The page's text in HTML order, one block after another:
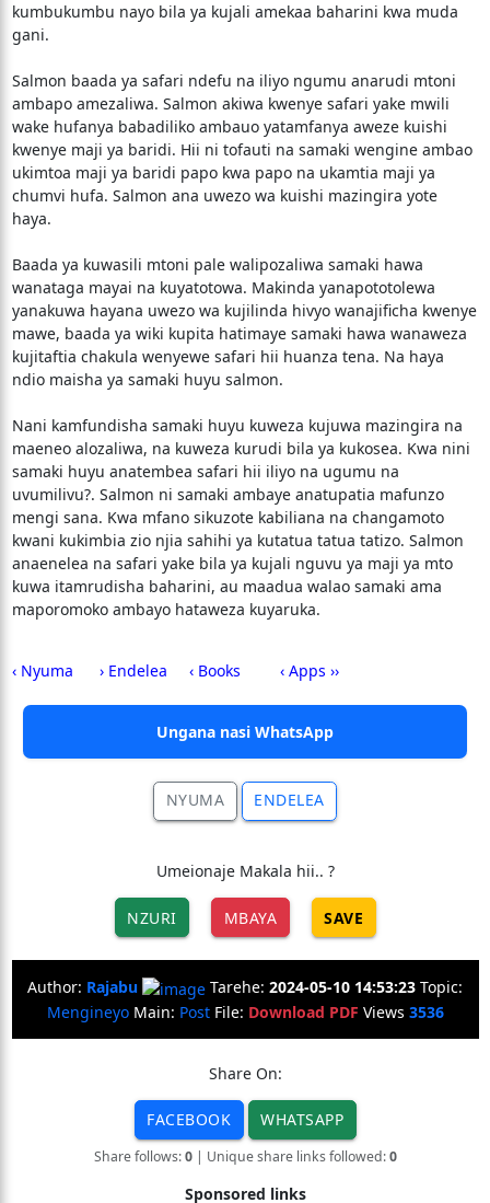
kumbukumbu nayo bila ya kujali amekaa baharini kwa muda
gani.
Salmon baada ya safari ndefu na iliyo ngumu anarudi mtoni
ambapo amezaliwa. Salmon akiwa kwenye safari yake mwili
wake hufanya babadiliko ambauo yatamfanya aweze kuishi
kwenye maji ya baridi. Hii ni tofauti na samaki wengine ambao
ukimtoa maji ya baridi papo kwa papo na ukamtia maji ya
chumvi hufa. Salmon ana uwezo wa kuishi mazingira yote
haya.
Baada ya kuwasili mtoni pale walipozaliwa samaki hawa
wanataga mayai na kuyatotowa. Makinda yanapototolewa
yanakuwa hayana uwezo wa kujilinda hivyo wanajificha kwenye
mawe, baada ya wiki kupita hatimaye samaki hawa wanaweza
kujitaftia chakula wenyewe safari hii huanza tena. Na haya
ndio maisha ya samaki huyu salmon.
Nani kamfundisha samaki huyu kuweza kujuwa mazingira na
maeneo alozaliwa, na kuweza kurudi bila ya kukosea. Kwa nini
samaki huyu anatembea safari hii iliyo na ugumu na
uvumilivu?. Salmon ni samaki ambaye anatupatia mafunzo
mengi sana. Kwa mfano sikuzote kabiliana na changamoto
kwani kukimbia zio njia sahihi ya kutatua tatua tatizo. Salmon
anaenelea na safari yake bila ya kujali nguvu ya maji ya mto
kuwa itamrudisha baharini, au maadua walao samaki ama
maporomoko ambayo hataweza kuyaruka.
‹ Nyuma › Endelea ‹ Books ‹ Apps ››
Ungana nasi WhatsApp
NYUMA ENDELEA
Umeionaje Makala hii.. ?
NZURI MBAYA SAVE
Author: Rajabu Tarehe: 2024-05-10 14:53:23 Topic:
MengineyoMain: PostFile: Download PDF Views 3536
Share On:
FACEBOOK WHATSAPP
Share follows:0| Unique share links followed:0
Sponsored links